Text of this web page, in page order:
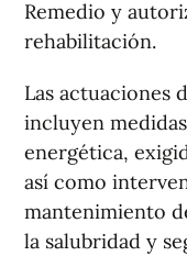
Remedio y
rehabilitación.
Las actuaciones
incluyen
energética,
así como
mantenimiento
la salubridad y